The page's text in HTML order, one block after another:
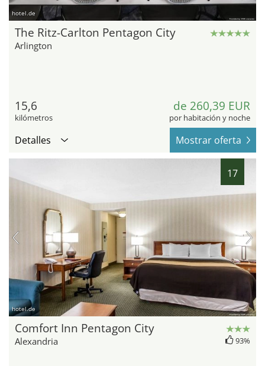
hotel.de
The Ritz-Carlton Pentagon City
Arlington
15,6
kilómetros
de 260,39 EUR
por habitación y noche
Detalles Mostrar oferta
17
hotel.de
Comfort Inn Pentagon City
Alexandria 93%